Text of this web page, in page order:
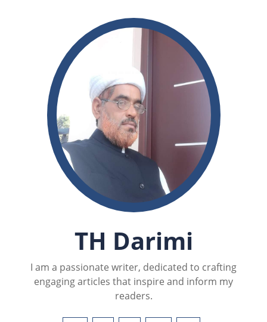
TH Darimi
I am a passionate writer, dedicated to crafting
engaging articles that inspire and inform my
readers.